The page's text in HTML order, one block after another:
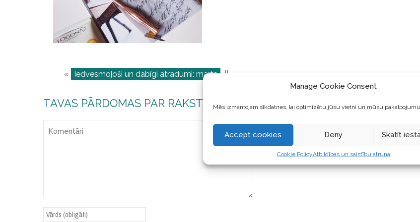
Manage Cookie Consent
Mēs izmantojam sīkdatnes, lai optimizētu jūsu vietni un mūsu pakalpojumu.
Accept cookies Deny Skatīt
Cookie PolicyAtbildības un saistību atruna
« Iedvesmojoši un dabīgi atradumi: marts ||
TAVAS PĀRDOMAS PAR RAKSTU